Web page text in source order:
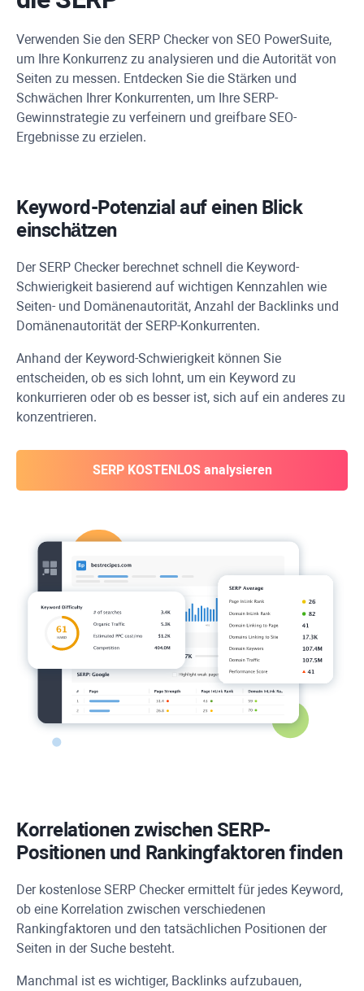
Verwenden Sie den SERP Checker von SEO PowerSuite,
um Ihre Konkurrenz zu analysieren und die Autorität von
Seiten zu messen. Entdecken Sie die Stärken und
Schwächen Ihrer Konkurrenten, um Ihre SERP-
Gewinnstrategie zu verfeinern und greifbare SEO-
Ergebnisse zu erzielen.
Keyword-Potenzial auf einen Blick
einschätzen
Der SERP Checker berechnet schnell die Keyword-
Schwierigkeit basierend auf wichtigen Kennzahlen wie
Seiten- und Domänenautorität, Anzahl der Backlinks und
Domänenautorität der SERP-Konkurrenten.
Anhand der Keyword-Schwierigkeit können Sie
entscheiden, ob es sich lohnt, um ein Keyword zu
konkurrieren oder ob es besser ist, sich auf ein anderes zu
konzentrieren.
SERP KOSTENLOS analysieren
Korrelationen zwischen SERP-
Positionen und Rankingfaktoren finden
Der kostenlose SERP Checker ermittelt für jedes Keyword,
ob eine Korrelation zwischen verschiedenen
Rankingfaktoren und den tatsächlichen Positionen der
Seiten in der Suche besteht.
Manchmal ist es wichtiger, Backlinks aufzubauen,